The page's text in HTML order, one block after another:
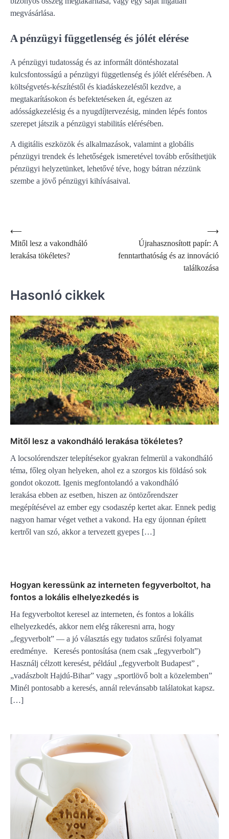
megvásárlása.
A pénzügyi függetlenség és jólét elérése
A pénzügyi tudatosság és az informált döntéshozatal
kulcsfontosságú a pénzügyi függetlenség és jólét elérésében. A
költségvetés-készítéstől és kiadáskezeléstől kezdve, a
megtakarításokon és befektetéseken át, egészen az
adósságkezelésig és a nyugdíjtervezésig, minden lépés fontos
szerepet játszik a pénzügyi stabilitás elérésében.
A digitális eszközök és alkalmazások, valamint a globális
pénzügyi trendek és lehetőségek ismeretével tovább erősíthetjük
pénzügyi helyzetünket, lehetővé téve, hogy bátran nézzünk
szembe a jövő pénzügyi kihívásaival.
Bejegyzés
navigáció
⟵
Mitől lesz a vakondháló
lerakása tökéletes?
Újrahasznosított papír: A
fenntarthatóság és az innováció
találkozása
⟶
Hasonló cikkek
Mitől lesz a vakondháló lerakása tökéletes?
A locsolórendszer telepítésekor gyakran felmerül a vakondháló
téma, főleg olyan helyeken, ahol ez a szorgos kis földásó sok
gondot okozott. Igenis megfontolandó a vakondháló
lerakása ebben az esetben, hiszen az öntözőrendszer
megépítésével az ember egy csodaszép kertet akar. Ennek pedig
nagyon hamar véget vethet a vakond. Ha egy újonnan épített
kertről van szó, akkor a tervezett gyepes […]
Hogyan keressünk az interneten fegyverboltot, ha
fontos a lokális elhelyezkedés is
Ha fegyverboltot keresel az interneten, és fontos a lokális
elhelyezkedés, akkor nem elég rákeresni arra, hogy
„fegyverbolt” — a jó választás egy tudatos szűrési folyamat
eredménye. Keresés pontosítása (nem csak „fegyverbolt”)
Használj célzott keresést, például „fegyverbolt Budapest” ,
„vadászbolt Hajdú-Bihar” vagy „sportlövő bolt a közelemben”
Minél pontosabb a keresés, annál relevánsabb találatokat kapsz.
[…]